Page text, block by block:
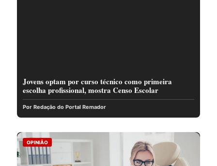
Jovens optam por curso técnico como primeira
escolha profissional, mostra Censo Escolar
Por Redação do Portal Remador
OPINIÃO